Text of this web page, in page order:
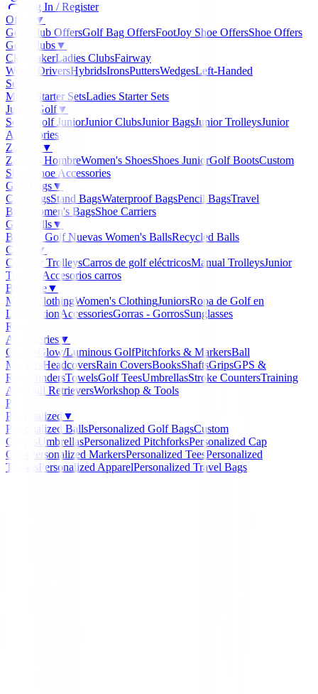
Log In / Register
Offers
▼
Golf Club OffersGolf Bag OffersFootJoy Shoe OffersShoe Offers
Golf Clubs▼
ClubmakerLadies ClubsFairway
Woods
DriversHybridsIronsPuttersWedgesLeft-Handed
Sets
Men's Starter SetsLadies Starter Sets
Junior Golf▼
Set de golf JuniorJunior ClubsJunior BagsJunior TrolleysJunior
Accessories
Zapatos
▼
Zapatos HombreWomen's ShoesShoes JuniorGolf BootsCustom
Shoes
Shoe Accessories
Golf Bags▼
Cart BagsStand BagsWaterproof BagsPencil BagsTravel
Bags
Women's BagsShoe Carriers
Golf Balls▼
Balls de Golf Nuevas Women's BallsRecycled Balls
Carros
▼
Clicgear TrolleysCarros de golf eléctricosManual TrolleysJunior
Trolleys
Accesorios carros
Boutique▼
Men's ClothingWomen's ClothingJuniorsRopa de Golf en
LiquidacionAccessoriesGorras - GorrosSunglasses
Regalos
Accessories ▼
Gloves
Glow/Luminous GolfPitchforks & MarkersBall
Markers
HeadcoversRain CoversBooksShaftsGripsGPS &
RangefindersTowelsGolf TeesUmbrellasStroke CountersTraining
Aids
Ball RetrieversWorkshop & Tools
Packs
Personalized ▼
Personalized BallsPersonalized Golf BagsCustom
GlovesUmbrellasPersonalized PitchforksPersonalized Cap
Clips
Personalized MarkersPersonalized TeesPersonalized
TowelsPersonalized ApparelPersonalized Travel Bags